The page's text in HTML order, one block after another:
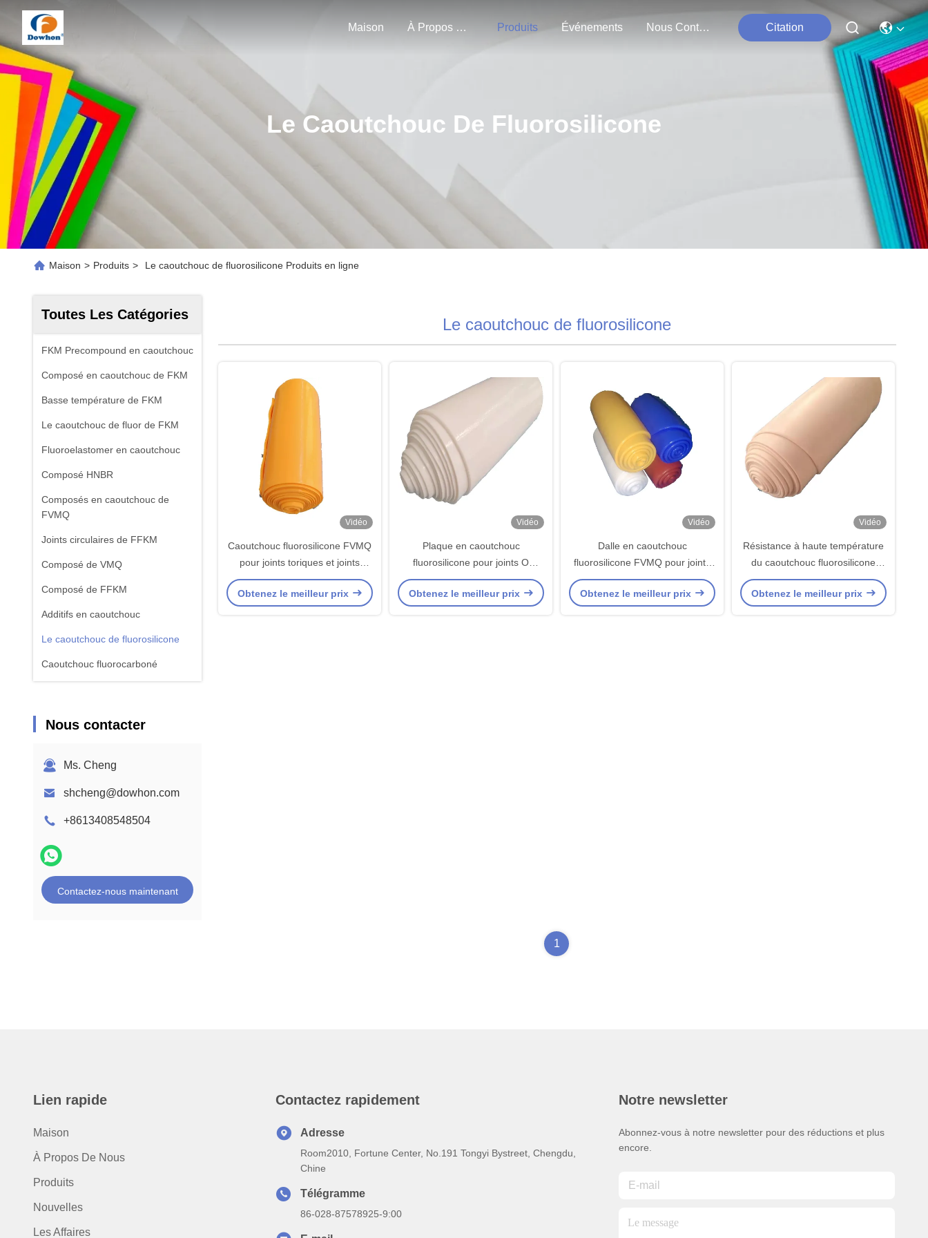
Maison À Propos De Nous Produits Événements Nous Contacter Citation
Le Caoutchouc De Fluorosilicone
Maison > Produits > Le caoutchouc de fluorosilicone Produits en ligne
Toutes Les Catégories
FKM Precompound en caoutchouc
Composé en caoutchouc de FKM
Basse température de FKM
Le caoutchouc de fluor de FKM
Fluoroelastomer en caoutchouc
Composé HNBR
Composés en caoutchouc de
FVMQ
Joints circulaires de FFKM
Composé de VMQ
Composé de FFKM
Additifs en caoutchouc
Le caoutchouc de fluorosilicone
Caoutchouc fluorocarboné
Nous contacter
Ms. Cheng
shcheng@dowhon.com
+8613408548504
Contactez-nous maintenant
Le caoutchouc de fluorosilicone
Vidéo
Caoutchouc fluorosilicone FVMQ
pour joints toriques et joints
d'étanchéité, résistant à l'huile
Obtenez le meilleur prix
Vidéo
Plaque en caoutchouc
fluorosilicone pour joints O
résistant aux températures
élevées
Obtenez le meilleur prix
Vidéo
Dalle en caoutchouc
fluorosilicone FVMQ pour joints
toriques, joints d'étanchéité,
diverses couleurs
Obtenez le meilleur prix
Vidéo
Résistance à haute température
du caoutchouc fluorosilicone
FVMQ
Obtenez le meilleur prix
1
Lien rapide
Maison
À Propos De Nous
Produits
Nouvelles
Les Affaires
Contactez rapidement
Adresse
Room2010, Fortune Center, No.191 Tongyi Bystreet, Chengdu,
Chine
Télégramme
86-028-87578925-9:00
Notre newsletter
Abonnez-vous à notre newsletter pour des réductions et plus
encore.